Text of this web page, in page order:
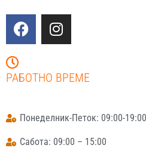
РАБОТНО ВРЕМЕ
Понеделник-Петок: 09:00-19:00
Сабота: 09:00 – 15:00